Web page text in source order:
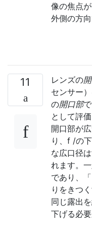
像の焦点
外側の方
11 レンズの
センサー
の開口部
として評
開口部が
り、f /の
な広口径
れます。
であり、
りをきつ
同じ露出
下げる必要